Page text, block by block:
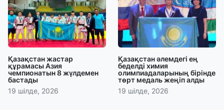
Қазақстан жастар
құрамасы Азия
чемпионатын 8 жүлдемен
бастады
19 шілде, 2026
Қазақстан әлемдегі ең
беделді химия
олимпиадаларының бірінде
төрт медаль жеңіп алды
19 шілде, 2026